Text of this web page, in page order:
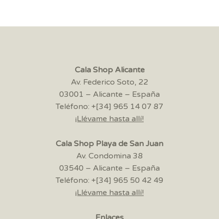
Cala Shop Alicante
Av. Federico Soto, 22
03001 – Alicante – España
Teléfono: +[34] 965 14 07 87
¡Llévame hasta allí!
Cala Shop Playa de San Juan
Av. Condomina 38
03540 – Alicante – España
Teléfono: +[34] 965 50 42 49
¡Llévame hasta allí!